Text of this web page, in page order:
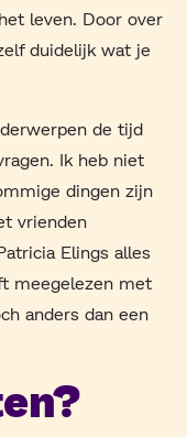
leven. Door over
duidelijk wat je
de tijd
Ik heb niet
dingen zijn
vrienden
Elings alles
meegelezen met
anders dan een